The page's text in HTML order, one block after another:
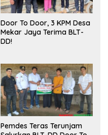
Door To Door, 3 KPM Desa
Mekar Jaya Terima BLT-
DD!
Pemdes Teras Terunjam